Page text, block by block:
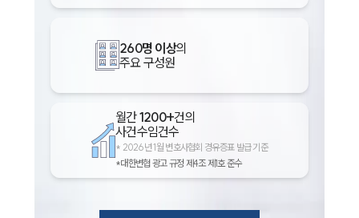
260명 이상의
주요 구성원
월간1200+건의
사건수임건수
* 2026년 1월 변호사협회 경유증표 발급 기준
*대한변협 광고 규정 제4조 제1호 준수